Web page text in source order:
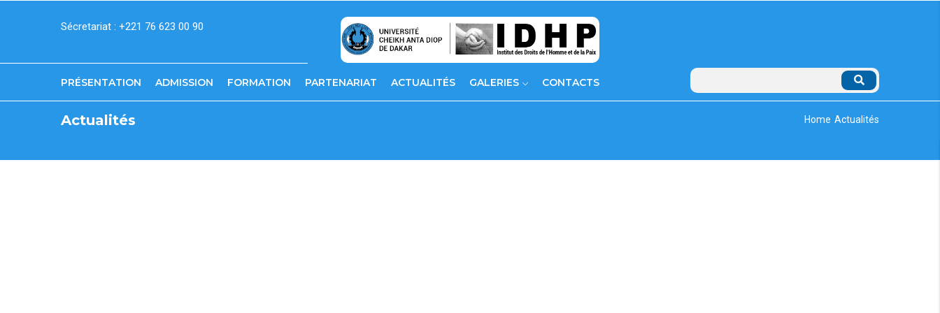
content
Sécretariat : +221 76 623 00 90
PRÉSENTATION ADMISSION FORMATION PARTENARIAT ACTUALITÉS GALERIES CONTACTS Rechercher
Actualités Breadcrumb
Home Actualités